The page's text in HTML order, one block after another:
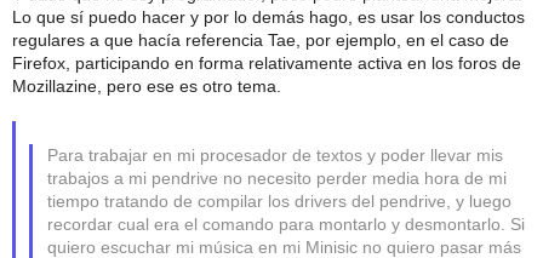
Lo que sí puedo hacer y por lo demás hago, es usar los conductos
regulares a que hacía referencia Tae, por ejemplo, en el caso de
Firefox, participando en forma relativamente activa en los foros de
Mozillazine, pero ese es otro tema.
Para trabajar en mi procesador de textos y poder llevar mis
trabajos a mi pendrive no necesito perder media hora de mi
tiempo tratando de compilar los drivers del pendrive, y luego
recordar cual era el comando para montarlo y desmontarlo. Si
quiero escuchar mi música en mi Minisic no quiero pasar más